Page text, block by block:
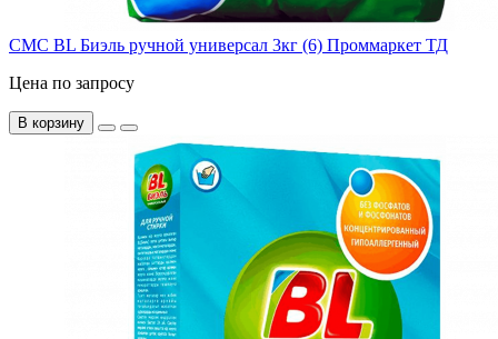
СМС BL Биэль ручной универсал 3кг (6) Проммаркет ТД
Цена по запросу
В корзину